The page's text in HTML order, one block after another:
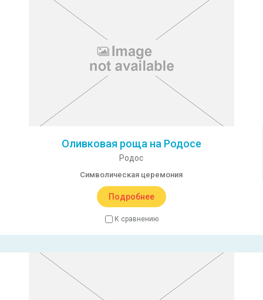
Оливковая роща на Родосе
Родос
Символическая церемония
Подробнее
К сравнению